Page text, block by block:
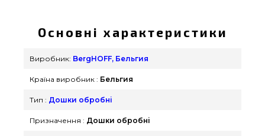
Бельгия за актуальною вартістю всего 369 грн. в
інтернет магазині грилів та аксесуарів Гриль
Поінт. Вигідні пропозиції на Обробні дошки в
зараз нашим працівникам за телефонним
номером (098) 333-26-55 и мы допоможемо
Основні характеристики
Виробник: BergHOFF, Бельгия
Країна виробник : Бельгия
Тип : Дошки обробні
Призначення : Дошки обробні